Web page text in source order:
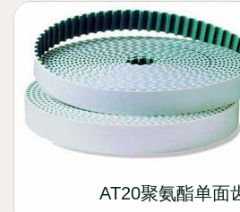
AT20聚氨酯单面